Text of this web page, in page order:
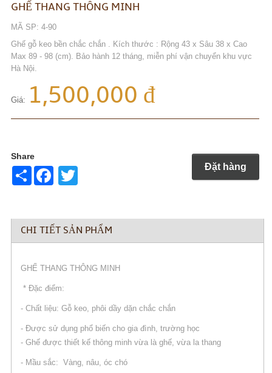
GHẾ THANG THÔNG MINH
MÃ SP: 4-90
Ghế gỗ keo bền chắc chắn . Kích thước : Rộng 43 x Sâu 38 x Cao
Max 89 - 98 (cm). Bảo hành 12 tháng, miễn phí vận chuyển khu vực
Hà Nội.
Giá: 1,500,000 đ
Share
Share Twitter Đặt hàng
CHI TIẾT SẢN PHẨM
GHẾ THANG THÔNG MINH
* Đặc điểm:
- Chất liệu: Gỗ keo, phôi dầy dặn chắc chắn
- Được sử dụng phổ biến cho gia đình, trường học
- Ghế được thiết kế thông minh vừa là ghế, vừa la thang
- Mầu sắc: Vàng, nâu, óc chó